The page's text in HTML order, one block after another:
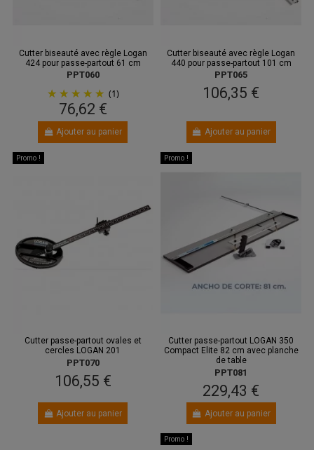
Cutter biseauté avec règle Logan
424 pour passe-partout 61 cm
PPT060
(1)
76,62 €
Ajouter au panier
Cutter biseauté avec règle Logan
440 pour passe-partout 101 cm
PPT065
106,35 €
Ajouter au panier
Promo !
Cutter passe-partout ovales et
cercles LOGAN 201
PPT070
106,55 €
Ajouter au panier
Promo !
Cutter passe-partout LOGAN 350
Compact Elite 82 cm avec planche
de table
PPT081
229,43 €
Ajouter au panier
Promo !